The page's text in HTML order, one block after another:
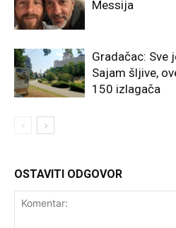
Messija
Gradačac: Sve
Sajam šljive,
150 izlagača
OSTAVITI ODGOVOR